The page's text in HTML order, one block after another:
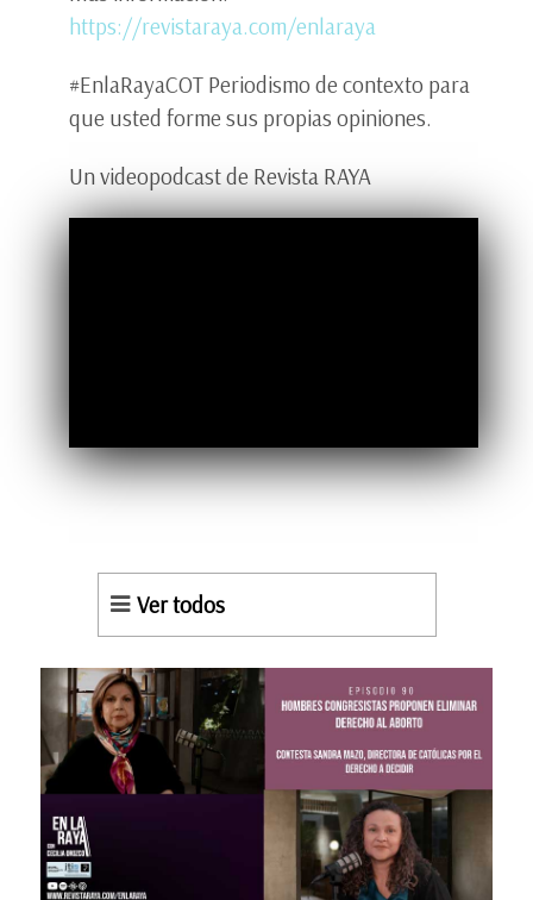
https://revistaraya.com/enlaraya
#EnlaRayaCOT Periodismo de contexto para
que usted forme sus propias opiniones.
Un videopodcast de Revista RAYA
Ver todos